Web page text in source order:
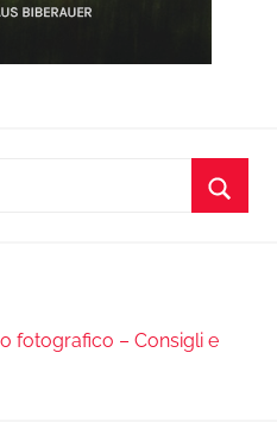
fotografico – Consigli e